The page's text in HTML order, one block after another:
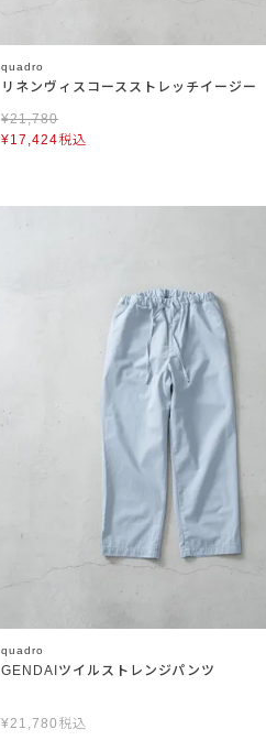
quadro
リネンヴィスコースストレッチイージー
¥21,780
¥17,424税込
quadro
GENDAIツイルストレンジパンツ
¥21,780 税込